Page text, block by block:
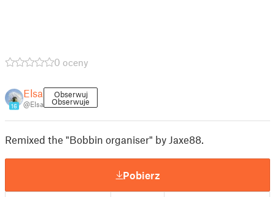
0 oceny
16
Elsa
@Elsa
Obserwuj
Obserwuje
Remixed the "Bobbin organiser" by Jaxe88.
Pobierz